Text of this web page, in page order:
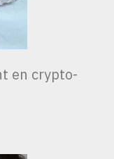
en crypto-